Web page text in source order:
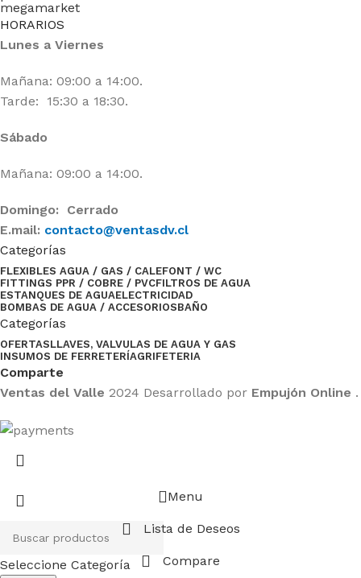
HORARIOS
Lunes a Viernes
Mañana: 09:00 a 14:00.
Tarde: 15:30 a 18:30.
Sábado
Mañana: 09:00 a 14:00.
Domingo: Cerrado
E.mail: contacto@ventasdv.cl
Categorías
FLEXIBLES AGUA / GAS / CALEFONT / WC
FITTINGS PPR / COBRE / PVCFILTROS DE AGUA
ESTANQUES DE AGUAELECTRICIDAD
BOMBAS DE AGUA / ACCESORIOSBAÑO
Categorías
OFERTASLLAVES, VALVULAS DE AGUA Y GAS
INSUMOS DE FERRETERÍAGRIFETERIA
Comparte
Ventas del Valle 2024 Desarrollado por Empujón Online .
Seleccione Categoría
Menu
Lista de Deseos
Compare